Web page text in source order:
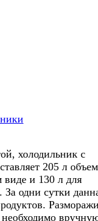
холодильник с
205 л
виде и 130 л для
одни сутки